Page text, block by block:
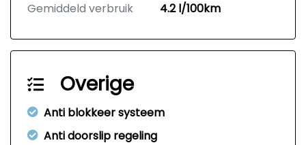
Gemiddeld verbruik
4.2 l/100km
Overige
Anti blokkeer systeem
Anti doorslip regeling